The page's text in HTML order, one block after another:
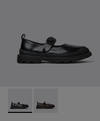
Brutus+ - K201841-001 -
Brutus+ -